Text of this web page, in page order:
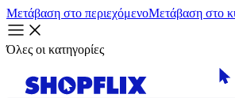
Μετάβαση στο περιεχόμενοΜετάβαση στο
Όλες οι κατηγορίες